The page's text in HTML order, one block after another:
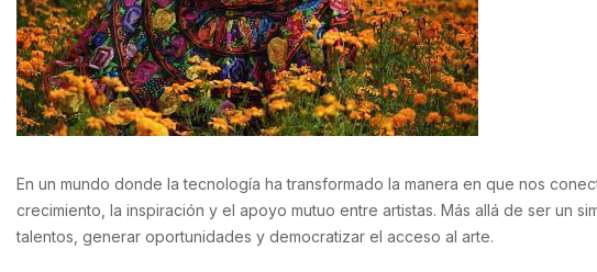
En un mundo donde la tecnología ha transformado la manera en que nos
crecimiento, la inspiración y el apoyo mutuo entre artistas. Más allá de ser un
talentos, generar oportunidades y democratizar el acceso al arte.